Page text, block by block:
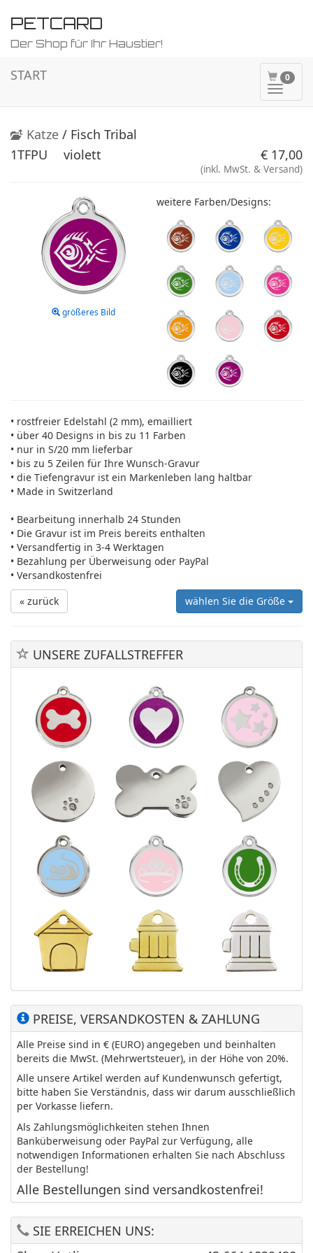
PETCARD
Der Shop für Ihr Haustier!
0
ein-/
START
Katze / Fisch Tribal
1TFPU
violett € 17,00
(inkl. MwSt. & Versand)
größeres Bild
weitere Farben/Designs:
• rostfreier Edelstahl (2 mm), emailliert
• über 40 Designs in bis zu 11 Farben
• nur in S/20 mm lieferbar
• bis zu 5 Zeilen für Ihre Wunsch-Gravur
• die Tiefengravur ist ein Markenleben lang haltbar
• Made in Switzerland
• Bearbeitung innerhalb 24 Stunden
• Die Gravur ist im Preis bereits enthalten
• Versandfertig in 3-4 Werktagen
• Bezahlung per Überweisung oder PayPal
• Versandkostenfrei
« zurück
wählen Sie die Größe
UNSERE ZUFALLSTREFFER
PREISE, VERSANDKOSTEN & ZAHLUNG
Alle Preise sind in € (EURO) angegeben und beinhalten
bereits die MwSt. (Mehrwertsteuer), in der Höhe von 20%.
Alle unsere Artikel werden auf Kundenwunsch gefertigt,
bitte haben Sie Verständnis, dass wir darum ausschließlich
per Vorkasse liefern.
Als Zahlungsmöglichkeiten stehen Ihnen
Banküberweisung oder PayPal zur Verfügung, alle
notwendigen Informationen erhalten Sie nach Abschluss
der Bestellung!
Alle Bestellungen sind versandkostenfrei!
SIE ERREICHEN UNS: